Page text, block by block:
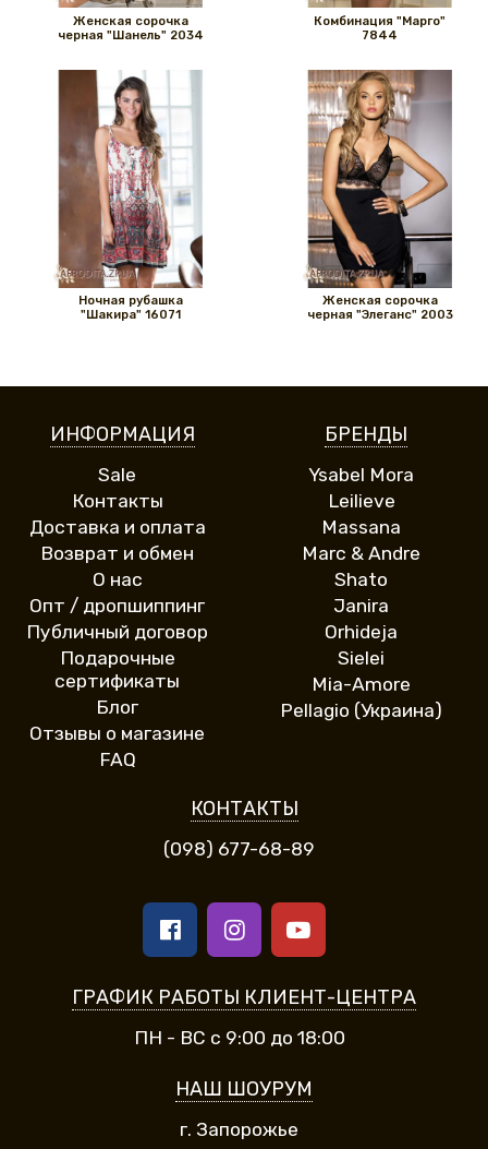
Женская сорочка
черная "Шанель" 2034
Комбинация "Марго"
7844
Ночная рубашка
"Шакира" 16071
Женская сорочка
черная "Элеганс" 2003
ИНФОРМАЦИЯ
Sale
Контакты
Доставка и оплата
Возврат и обмен
О нас
Опт / дропшиппинг
Публичный договор
Подарочные
сертификаты
Блог
Отзывы о магазине
FAQ
БРЕНДЫ
Ysabel Mora
Leilieve
Massana
Marc & Andre
Shato
Janira
Orhideja
Sielei
Mia-Amore
Pellagio (Украина)
КОНТАКТЫ
(098) 677-68-89
ГРАФИК РАБОТЫ КЛИЕНТ-ЦЕНТРА
ПН - ВС с 9:00 до 18:00
НАШ ШОУРУМ
г. Запорожье